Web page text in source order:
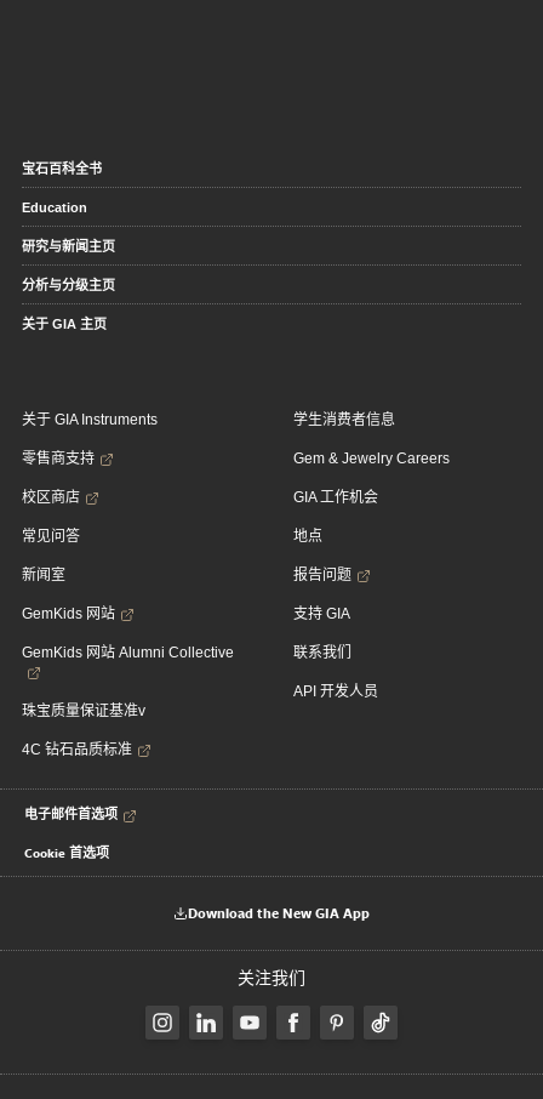
宝石百科全书
Education
研究与新闻主页
分析与分级主页
关于 GIA 主页
关于 GIA Instruments
零售商支持
校区商店
常见问答
新闻室
GemKids 网站
GemKids 网站 Alumni Collective
珠宝质量保证基准v
4C 钻石品质标准
学生消费者信息
Gem & Jewelry Careers
GIA 工作机会
地点
报告问题
支持 GIA
联系我们
API 开发人员
电子邮件首选项
Cookie 首选项
Download the New GIA App
关注我们